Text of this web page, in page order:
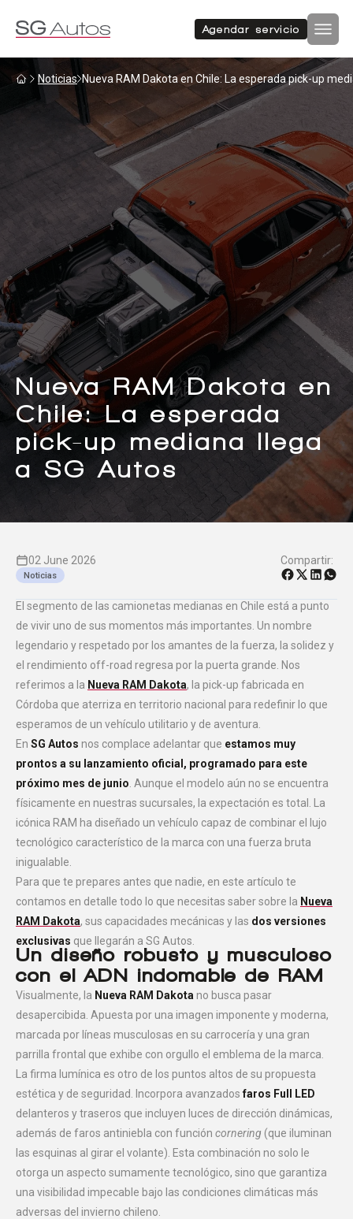
Agendar servicio
Autos nuevos
Autos usados
Sucursales
Compramos tu auto
Acerca de SG Autos
Financiamiento
Flotas
Noticias
Centro de ayuda
Autos nuevos
Ver todo autos nuevos
Autos usados
SUV
Hatchback
Sedan
Furgón
Doble cabina
Ver todo autos usados
Noticias Nueva RAM Dakota en Chile: La esperada pick-up
Nueva RAM Dakota en
Chile: La esperada
pick-up mediana llega
a SG Autos
02 June 2026
Noticias
Compartir:
El segmento de las camionetas medianas en Chile está a punto
de vivir uno de sus momentos más importantes. Un nombre
legendario y respetado por los amantes de la fuerza, la solidez y
el rendimiento off-road regresa por la puerta grande. Nos
referimos a la Nueva RAM Dakota, la pick-up fabricada en
Córdoba que aterriza en territorio nacional para redefinir lo que
esperamos de un vehículo utilitario y de aventura.
En SG Autos nos complace adelantar que estamos muy
prontos a su lanzamiento oficial, programado para este
próximo mes de junio . Aunque el modelo aún no se encuentra
físicamente en nuestras sucursales, la expectación es total. La
icónica RAM ha diseñado un vehículo capaz de combinar el lujo
tecnológico característico de la marca con una fuerza bruta
inigualable.
Para que te prepares antes que nadie, en este artículo te
contamos en detalle todo lo que necesitas saber sobre la Nueva
RAM Dakota, sus capacidades mecánicas y las dos versiones
exclusivas que llegarán a SG Autos.
Un diseño robusto y musculoso
con el ADN indomable de RAM
Visualmente, la Nueva RAM Dakota no busca pasar
desapercibida. Apuesta por una imagen imponente y moderna,
marcada por líneas musculosas en su carrocería y una gran
parrilla frontal que exhibe con orgullo el emblema de la marca.
La firma lumínica es otro de los puntos altos de su propuesta
estética y de seguridad. Incorpora avanzadosfaros Full LED
delanteros y traseros que incluyen luces de dirección dinámicas,
además de faros antiniebla con función cornering (que iluminan
las esquinas al girar el volante). Esta combinación no solo le
otorga un aspecto sumamente tecnológico, sino que garantiza
una visibilidad impecable bajo las condiciones climáticas más
adversas del invierno chileno.